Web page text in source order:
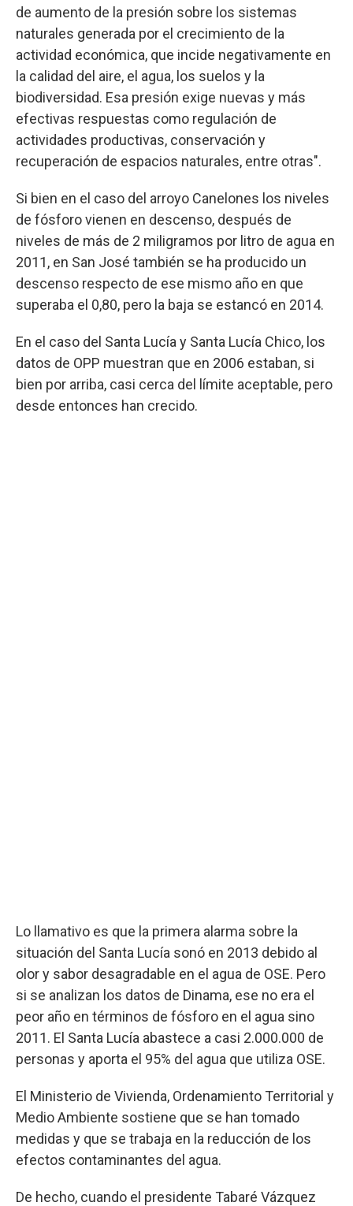
de aumento de la presión sobre los sistemas
naturales generada por el crecimiento de la
actividad económica, que incide negativamente en
la calidad del aire, el agua, los suelos y la
biodiversidad. Esa presión exige nuevas y más
efectivas respuestas como regulación de
actividades productivas, conservación y
recuperación de espacios naturales, entre otras".
Si bien en el caso del arroyo Canelones los niveles
de fósforo vienen en descenso, después de
niveles de más de 2 miligramos por litro de agua en
2011, en San José también se ha producido un
descenso respecto de ese mismo año en que
superaba el 0,80, pero la baja se estancó en 2014.
En el caso del Santa Lucía y Santa Lucía Chico, los
datos de OPP muestran que en 2006 estaban, si
bien por arriba, casi cerca del límite aceptable, pero
desde entonces han crecido.
Lo llamativo es que la primera alarma sobre la
situación del Santa Lucía sonó en 2013 debido al
olor y sabor desagradable en el agua de OSE. Pero
si se analizan los datos de Dinama, ese no era el
peor año en términos de fósforo en el agua sino
2011. El Santa Lucía abastece a casi 2.000.000 de
personas y aporta el 95% del agua que utiliza OSE.
El Ministerio de Vivienda, Ordenamiento Territorial y
Medio Ambiente sostiene que se han tomado
medidas y que se trabaja en la reducción de los
efectos contaminantes del agua.
De hecho, cuando el presidente Tabaré Vázquez